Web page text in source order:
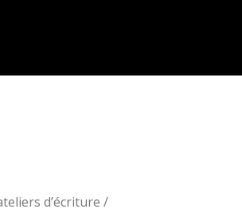
d’écriture /